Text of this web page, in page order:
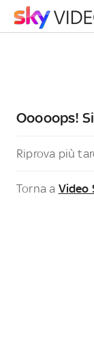
Ooooops!
Riprova più
Torna a Video